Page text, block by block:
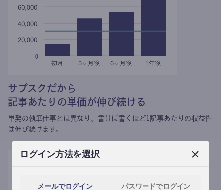
ログイン方法を選択
メールでログイン パスワードでログイン
サブスクだから
記事あたりの単価が伸び続ける
単発の執筆仕事とは異なり、 書けば書くほど1記事あたりの収益性
は伸び続けます。